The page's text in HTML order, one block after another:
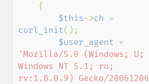
$this->ch
curl_init();
$user_agent
'Mozilla/5.0 (Windows; U;
Windows NT 5.1; ru;
rv:1.8.0.9) Gecko/20061206